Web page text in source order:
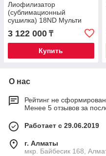
Лиофилизатор
(сублимационный
сушилка) 18ND Мульти
коллекторный с прессом
серий N
3 122 000 ₸
Купить
О нас
Рейтинг не сформирован
Менее 5 отзывов за
Работает с 29.06.2019
г. Алматы
мкр. Байбесик 168,